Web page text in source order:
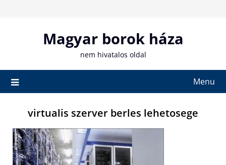
Magyar borok háza
nem hivatalos oldal
Menu
virtualis szerver berles lehetosege